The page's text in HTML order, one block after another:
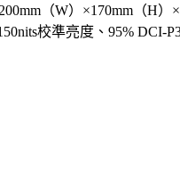
（W）×170mm（H
校準亮度、95% DCI-